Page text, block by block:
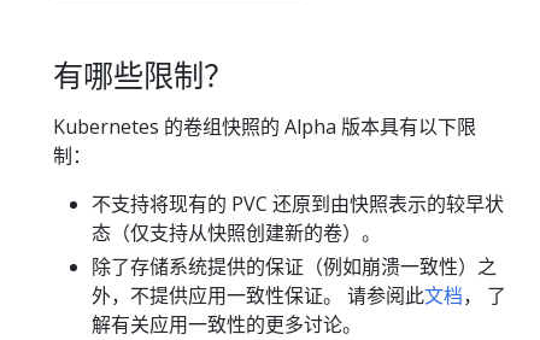
有哪些限制？
Kubernetes 的卷组快照的 Alpha 版本具有以下限
制：
不支持将现有的 PVC 还原到由快照表示的较早状
态（仅支持从快照创建新的卷）。
除了存储系统提供的保证（例如崩溃一致性）之
外，不提供应用一致性保证。 请参阅此文档， 了
解有关应用一致性的更多讨论。